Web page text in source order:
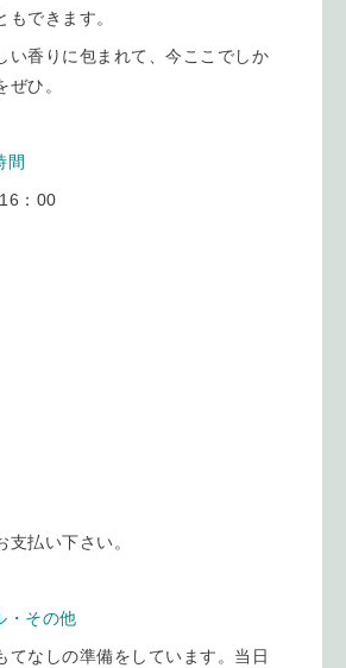
できます。
い香りに包まれて、今ここでしか
ひ。
間
：00
支払い下さい。
その他
てなしの準備をしています。当日